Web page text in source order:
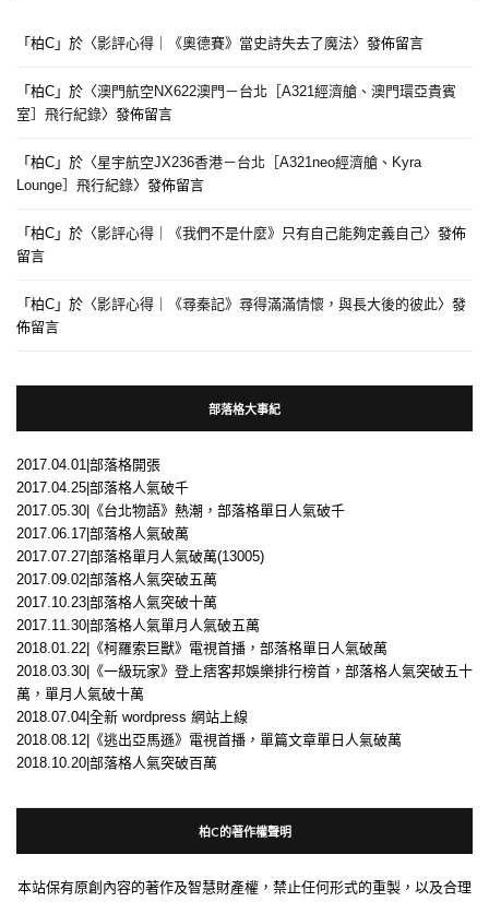
「 柏C 」於〈影評心得｜《奧德賽》當史詩失去了魔法〉發佈留言
「 柏C 」於〈澳門航空NX622澳門－台北［A321經濟艙、澳門環亞貴賓
室］飛行紀錄〉發佈留言
「 柏C 」於〈星宇航空JX236香港－台北［A321neo經濟艙、Kyra
Lounge］飛行紀錄〉發佈留言
「 柏C 」於〈影評心得｜《我們不是什麼》只有自己能夠定義自己〉發佈
留言
「 柏C 」於〈影評心得｜《尋秦記》尋得滿滿情懷，與長大後的彼此〉發
佈留言
部落格大事紀
2017.04.01|部落格開張
2017.04.25|部落格人氣破千
2017.05.30|《台北物語》熱潮，部落格單日人氣破千
2017.06.17|部落格人氣破萬
2017.07.27|部落格單月人氣破萬(13005)
2017.09.02|部落格人氣突破五萬
2017.10.23|部落格人氣突破十萬
2017.11.30|部落格人氣單月人氣破五萬
2018.01.22|《柯羅索巨獸》電視首播，部落格單日人氣破萬
2018.03.30|《一級玩家》登上痞客邦娛樂排行榜首，部落格人氣突破五十
萬，單月人氣破十萬
2018.07.04|全新 wordpress 網站上線
2018.08.12|《逃出亞馬遜》電視首播，單篇文章單日人氣破萬
2018.10.20|部落格人氣突破百萬
柏C的著作權聲明
本站保有原創內容的著作及智慧財產權，禁止任何形式的重製，以及合理